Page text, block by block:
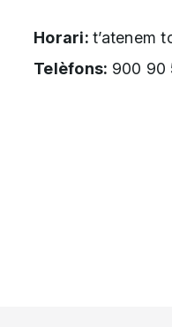
Horari: t’atenem
Telèfons: 900 90